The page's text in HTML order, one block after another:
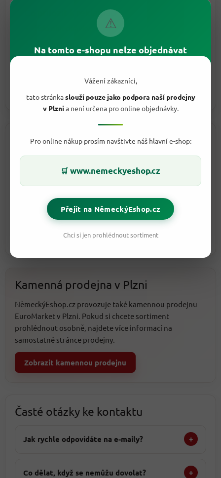
⚠
Na tomto e-shopu nelze objednávat
Vážení zákazníci,
tato stránkaslouží pouze jako podpora naší prodejny
v Plznia není určena pro online objednávky.
Pro online nákup prosím navštivte náš hlavní e-shop:
🛒 www.nemeckyeshop.cz
Přejít na NěmeckýEshop.cz
Chci si jen prohlédnout sortiment
Co přiložit k reklamaci
ideálně fotografie poškození nebo
kontaktní e-mail nebo telefon.
Na koho se obrátit
MAJITEL
společnosti.
Kamenná prodejna v Plzni
NěmeckýEshop.cz provozuje také kamennou prodejnu
EuroMarket v Plzni. Pokud si chcete sortiment
prohlédnout osobně, najdete více informací na
samostatné stránce prodejny.
Zobrazit kamennou prodejnu
Časté otázky ke kontaktu
Jak rychle odpovídáte na e-maily? +
Co dělat, když se nemůžu dovolat? +